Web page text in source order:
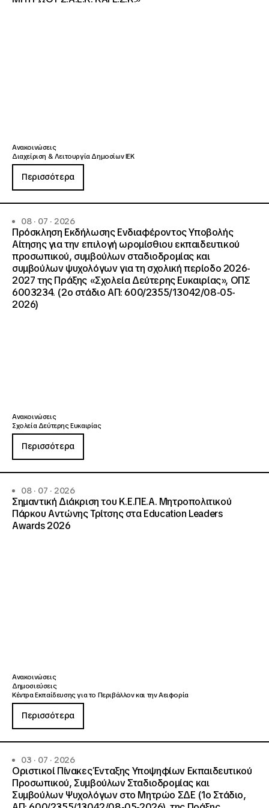
Ανακοινώσεις
Διαχείριση & Λειτουργία Δημοσίων ΙΕΚ
Περισσότερα
08 · 07 · 2026
Πρόσκληση Εκδήλωσης Ενδιαφέροντος Υποβολής
Αίτησης για την επιλογή ωρομίσθιου εκπαιδευτικού
προσωπικού, συμβούλων σταδιοδρομίας και
συμβούλων ψυχολόγων για τη σχολική περίοδο 2026-
2027 της Πράξης «Σχολεία Δεύτερης Ευκαιρίας», ΟΠΣ
6003234. (2ο στάδιο ΑΠ: 600/2355/13042/08-05-
2026)
Ανακοινώσεις
Σχολεία Δεύτερης Ευκαιρίας
Περισσότερα
08 · 07 · 2026
Σημαντική Διάκριση του Κ.Ε.ΠΕ.Α. Μητροπολιτικού
Πάρκου Αντώνης Τρίτσης στα Education Leaders
Awards 2026
Ανακοινώσεις
Δημοσιεύσεις
Κέντρα Εκπαίδευσης για το Περιβάλλον και την Αειφορία
Περισσότερα
03 · 07 · 2026
Οριστικοί Πίνακες Ένταξης Υποψηφίων Εκπαιδευτικού
Προσωπικού, Συμβούλων Σταδιοδρομίας και
Συμβούλων Ψυχολόγων στο Μητρώο ΣΔΕ (1ο Στάδιο,